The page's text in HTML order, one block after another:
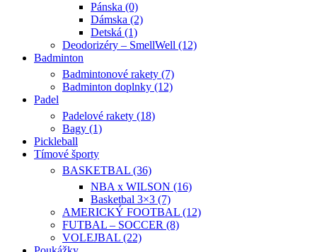
Pánska (0)
Dámska (2)
Detská (1)
Deodorizéry – SmellWell (12)
Badminton
Badmintonové rakety (7)
Badminton doplnky (12)
Padel
Padelové rakety (18)
Bagy (1)
Pickleball
Tímové športy
BASKETBAL (36)
NBA x WILSON (16)
Basketbal 3×3 (7)
AMERICKÝ FOOTBAL (12)
FUTBAL – SOCCER (8)
VOLEJBAL (22)